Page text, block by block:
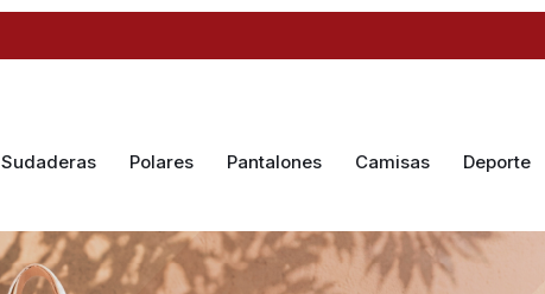
Sudaderas Polares Pantalones Camisas Deporte